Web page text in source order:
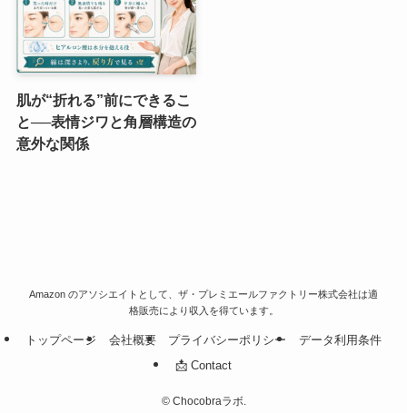
肌が“折れる”前にできるこ
と──表情ジワと角層構造の
意外な関係
Amazon のアソシエイトとして、ザ・プレミエールファクトリー株式会社は適
格販売により収入を得ています。
トップページ 会社概要 プライバシーポリシー
データ利用条件
📩 Contact
©Chocobraラボ.